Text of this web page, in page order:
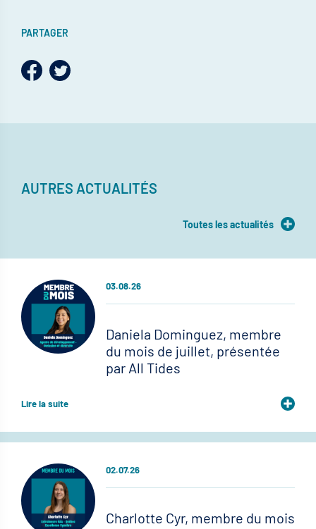
PARTAGER
AUTRES ACTUALITÉS
Toutes les actualités
03.08.26
Daniela Dominguez, membre
du mois de juillet, présentée
par All Tides
Lire la suite
02.07.26
Charlotte Cyr, membre du mois